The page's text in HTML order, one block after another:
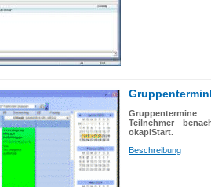
Teilnehmer
okapiStart.
Beschreibung